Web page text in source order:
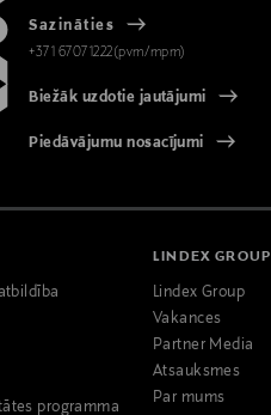
Sazināties
+371 67071222(pvm/mpm)
Biežāk uzdotie jautājumi
Piedāvājumu nosacījumi
programma
LINDEX GROUP
Lindex Group
Vakances
Partner Media
Atsauksmes
Par mums